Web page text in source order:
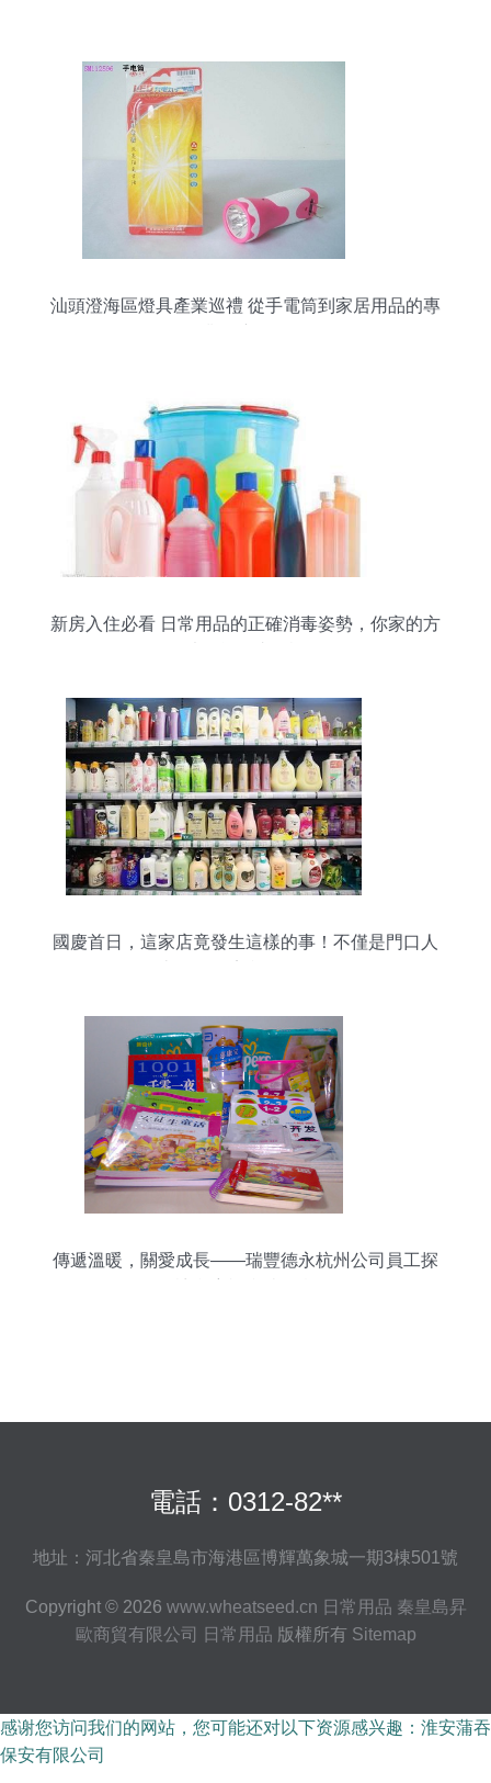
汕頭澄海區燈具產業巡禮 從手電筒到家居用品的專
新房入住必看 日常用品的正確消毒姿勢，你家的方
國慶首日，這家店竟發生這樣的事！不僅是門口人
傳遞溫暖，關愛成長——瑞豐德永杭州公司員工探
電話：0312-82**
地址：河北省秦皇島市海港區博輝萬象城一期3棟501號
Copyright © 2026 www.wheatseed.cn 日常用品 秦皇島昇
歐商貿有限公司
日常用品 版權所有 Sitemap
感谢您访问我们的网站，您可能还对以下资源感兴趣：淮安蒲吞
保安有限公司